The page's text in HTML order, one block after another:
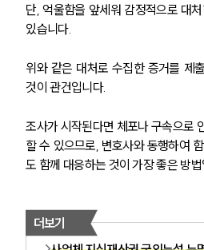
단, 억울함을 앞세워 감정적으로 대
있습니다.
위와 같은 대처로 수집한 증거를 제
것이 관건입니다.
조사가 시작된다면 체포나 구속으로
할 수 있으므로, 변호사와 동행하여
도 함께 대응하는 것이 가장 좋은 방법
더보기